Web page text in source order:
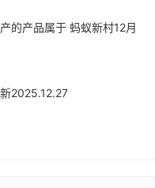
的产品属于 蚂蚁新村12月
2025.12.27